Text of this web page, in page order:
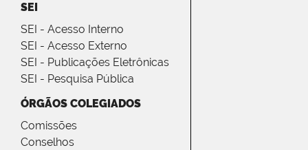
SEI
SEI - Acesso Interno
SEI - Acesso Externo
SEI - Publicações Eletrônicas
SEI - Pesquisa Pública
ÓRGÃOS COLEGIADOS
Comissões
Conselhos